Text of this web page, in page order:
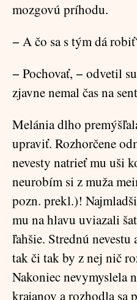
mozgovú príhodu.
− A čo sa s tým dá
− Pochovať, − odvetil
zjavne nemal čas na
Melánia dlho
upraviť. Rozhorčene
nevesty natrieť mu uši
neurobím si z muža
pozn. prekl.)!
mu na hlavu uviazali
ľahšie. Strednú
tak či tak by z nej nič
Nakoniec nevymyslela
krajanov a rozhodla sa